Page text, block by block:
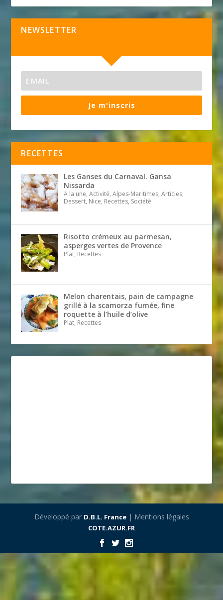
NEWSLETTER
Je m'inscris
RECETTES
Les Ganses du Carnaval. Gansa
Nissarda
A la une, Activité, Alpes-Maritimes, Articles,
Dessert, Nice, Recettes, Société
Risotto crémeux au parmesan,
asperges vertes de Provence
Plat, Recettes
Melon charentais, pain de campagne
grillé à la scamorza fumée, fine
roquette à l’huile d’olive
Plat, Recettes
Développé par D.B.L. France| Mentions légales
COTE.AZUR.FR